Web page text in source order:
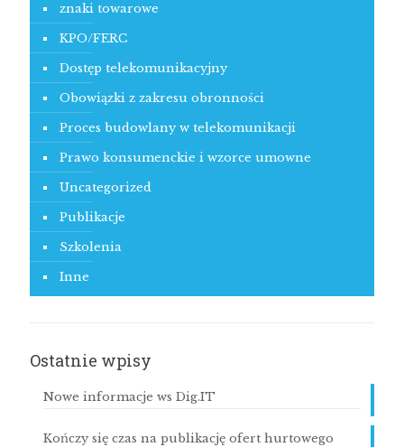
znaki towarowe
KPO/FERC
Dostęp telekomunikacyjny
Obowiązki z zakresu obronności
Proces budowlany w telekomunikacji
Prawo konsumenckie i wzorce umowne
Uncategorized
Publikacje
Szkolenia
Inne
Ostatnie wpisy
Nowe informacje ws Dig.IT
Kończy się czas na publikację ofert hurtowego